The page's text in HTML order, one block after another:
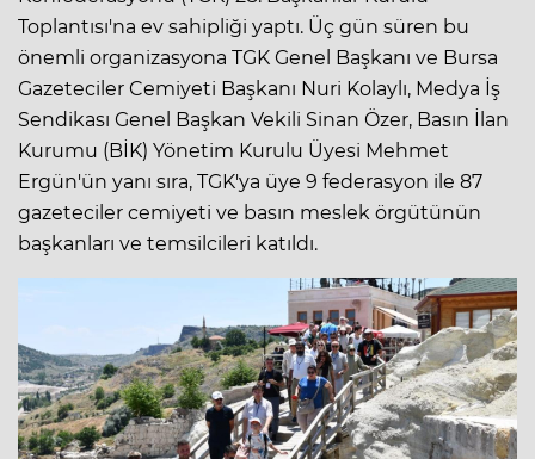
Toplantısı'na ev sahipliği yaptı. Üç gün süren bu
önemli organizasyona TGK Genel Başkanı ve Bursa
Gazeteciler Cemiyeti Başkanı Nuri Kolaylı, Medya İş
Sendikası Genel Başkan Vekili Sinan Özer, Basın İlan
Kurumu (BİK) Yönetim Kurulu Üyesi Mehmet
Ergün'ün yanı sıra, TGK'ya üye 9 federasyon ile 87
gazeteciler cemiyeti ve basın meslek örgütünün
başkanları ve temsilcileri katıldı.